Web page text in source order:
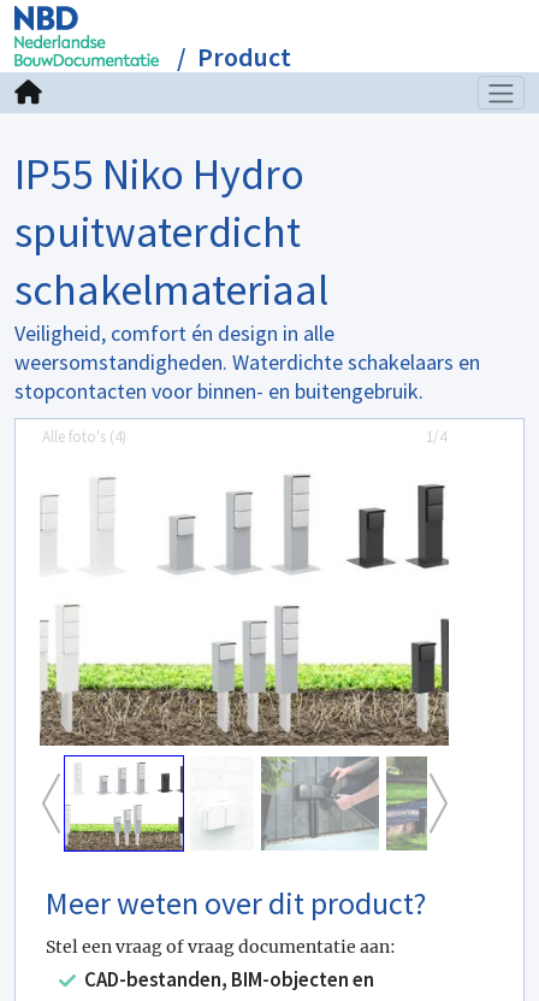
Product
IP55 Niko Hydro
spuitwaterdicht
schakelmateriaal
Veiligheid, comfort én design in alle
weersomstandigheden. Waterdichte schakelaars en
stopcontacten voor binnen- en buitengebruik.
Alle foto's (4) 1/4
Meer weten over dit product?
Stel een vraag of vraag documentatie aan:
CAD-bestanden, BIM-objecten en